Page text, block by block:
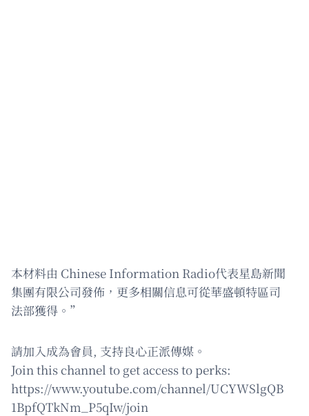
本材料由 Chinese Information Radio代表星島新聞
集團有限公司發佈，更多相關信息可從華盛頓特區司
法部獲得。”
請加入成為會員, 支持良心正派傳媒。
Join this channel to get access to perks:
https://www.youtube.com/channel/UCYWSlgQB
1BpfQTkNm_P5qIw/join